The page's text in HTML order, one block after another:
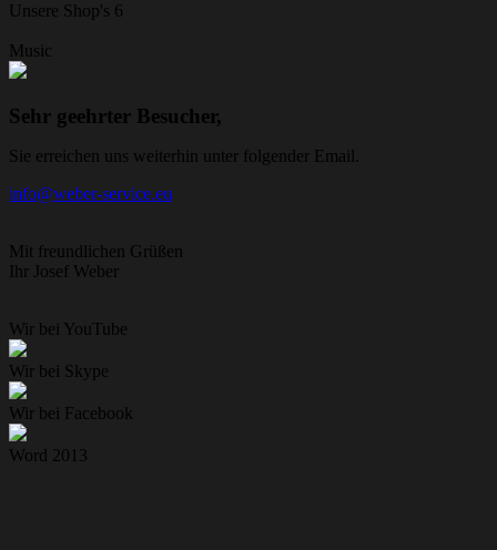
Unsere Shop's 6
Music
Sehr geehrter Besucher,
Sie erreichen uns weiterhin unter folgender Email.
info@weber-service.eu
Mit freundlichen Grüßen
Ihr Josef Weber
Wir bei YouTube
Wir bei Skype
Wir bei Facebook
Word 2013